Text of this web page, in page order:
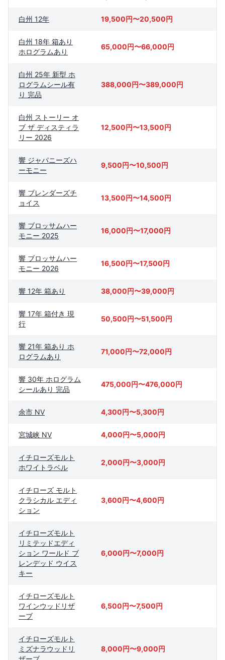
白州 12年 19,500円〜20,500円
白州 18年 箱あり
ホログラムあり
65,000円〜66,000円
白州 25年 新型 ホ
ログラムシール有
り 完品
388,000円〜389,000円
白州 ストーリー オ
ブ ザ ディスティラ
リー 2026
12,500円〜13,500円
響 ジャパニーズハ
ーモニー
9,500円〜10,500円
響 ブレンダーズチ
ョイス
13,500円〜14,500円
響 ブロッサムハー
モニー 2025
16,000円〜17,000円
響 ブロッサムハー
モニー 2026
16,500円〜17,500円
響 12年 箱あり 38,000円〜39,000円
響 17年 箱付き 現
行
50,500円〜51,500円
響 21年 箱あり ホ
ログラムあり
71,000円〜72,000円
響 30年 ホログラム
シールあり 完品
475,000円〜476,000円
余市 NV 4,300円〜5,300円
宮城峡 NV 4,000円〜5,000円
イチローズモルト
ホワイトラベル
2,000円〜3,000円
イチローズ モルト
クラシカル エディ
ション
3,600円〜4,600円
イチローズモルト
リミテッドエディ
ション ワールド ブ
レンデッド ウイス
キー
6,000円〜7,000円
イチローズモルト
ワインウッドリザ
ーブ
6,500円〜7,500円
イチローズモルト
ミズナラウッドリ
8,000円〜9,000円